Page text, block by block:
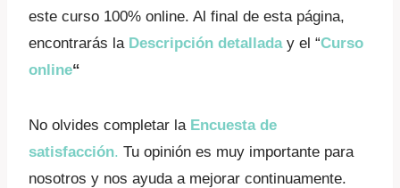
este curso 100% online. Al final de esta página,
encontrarás la Descripción detalladay el “Curso
online“
No olvides completar la Encuesta de
satisfacción. Tu opinión es muy importante para
nosotros y nos ayuda a mejorar continuamente.